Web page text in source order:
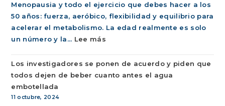
sana,
amigos
y
Menopausia y todo el ejercicio que debes hacer a los
50 años: fuerza, aeróbico, flexibilidad y equilibrio para
acelerar el metabolismo. La edad realmente es solo
un número y la... Lee más:
que
debes
Los investigadores se ponen de acuerdo y piden que
todos dejen de beber cuanto antes el agua
embotellada
11 octubre, 2024